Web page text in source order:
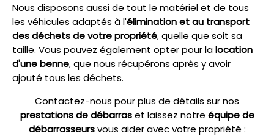
Nous disposons aussi de tout le matériel et de tous
les véhicules adaptés à l'élimination et au transport
des déchets de votre propriété, quelle que soit sa
taille. Vous pouvez également opter pour lalocation
d'une benne, que nous récupérons après y avoir
ajouté tous les déchets.
Contactez-nous pour plus de détails sur nos
prestations de débarraset laissez notre équipe de
débarrasseursvous aider avec votre propriété :